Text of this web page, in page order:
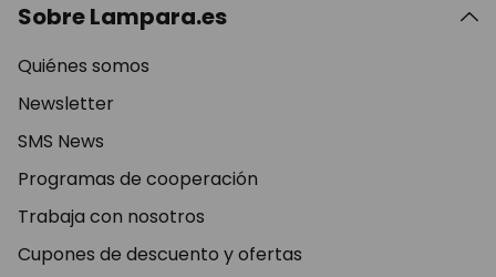
Sobre Lampara.es
Quiénes somos
Newsletter
SMS News
Programas de cooperación
Trabaja con nosotros
Cupones de descuento y ofertas